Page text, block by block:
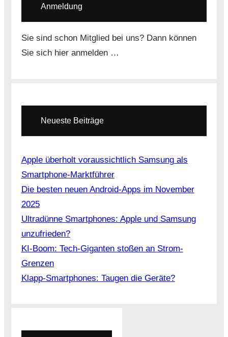
Anmeldung
Sie sind schon Mitglied bei uns? Dann können
Sie sich hier anmelden …
Neueste Beiträge
Apple überholt voraussichtlich Samsung als
Smartphone-Marktführer
Die besten neuen Android-Apps im November
2025
Ultradünne Smartphones: Apple und Samsung
unzufrieden?
KI-Boom: Tech-Giganten stoßen an Strom-
Grenzen
Klapp-Smartphones: Taugen die Geräte?